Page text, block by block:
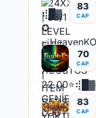
83
CAP
70
CAP
83
CAP